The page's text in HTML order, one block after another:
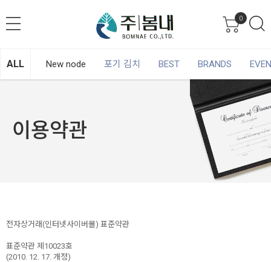
0
ALL New node 포기 김치 BEST BRANDS
이용약관
전자상거래(인터넷사이버몰) 표준약관
표준약관 제10023호
(2010. 12. 17. 개정)